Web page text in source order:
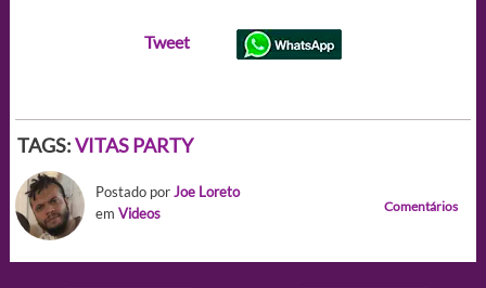
Tweet
TAGS:VITAS PARTY
Postado porJoe Loreto
em Videos Comentários